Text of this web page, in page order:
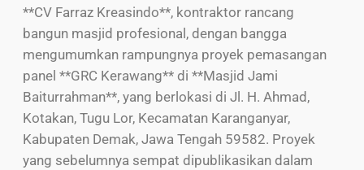
**CV Farraz Kreasindo**, kontraktor rancang
bangun masjid profesional, dengan bangga
mengumumkan rampungnya proyek pemasangan
panel **GRC Kerawang** di **Masjid Jami
Baiturrahman**, yang berlokasi di Jl. H. Ahmad,
Kotakan, Tugu Lor, Kecamatan Karanganyar,
Kabupaten Demak, Jawa Tengah 59582. Proyek
yang sebelumnya sempat dipublikasikan dalam